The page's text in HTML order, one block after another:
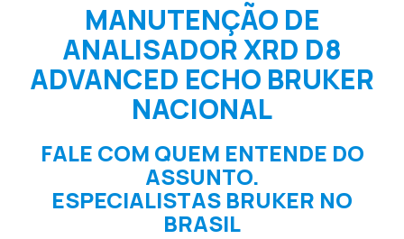
MANUTENÇÃO DE
ANALISADOR XRD D8
ADVANCED ECHO BRUKER
NACIONAL
FALE COM QUEM ENTENDE DO
ASSUNTO.
ESPECIALISTAS BRUKER NO
BRASIL